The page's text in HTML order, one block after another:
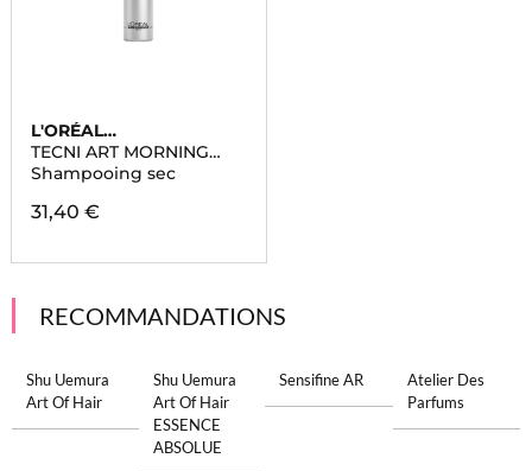
L'ORÉAL
PROFESSIONNEL
TECNI ART MORNING
AFTER DUST
Shampooing sec
31,40 €
RECOMMANDATIONS
Shu Uemura
Art Of Hair
Shu Uemura
Art Of Hair
ESSENCE
ABSOLUE
Sensifine AR
Atelier Des
Parfums